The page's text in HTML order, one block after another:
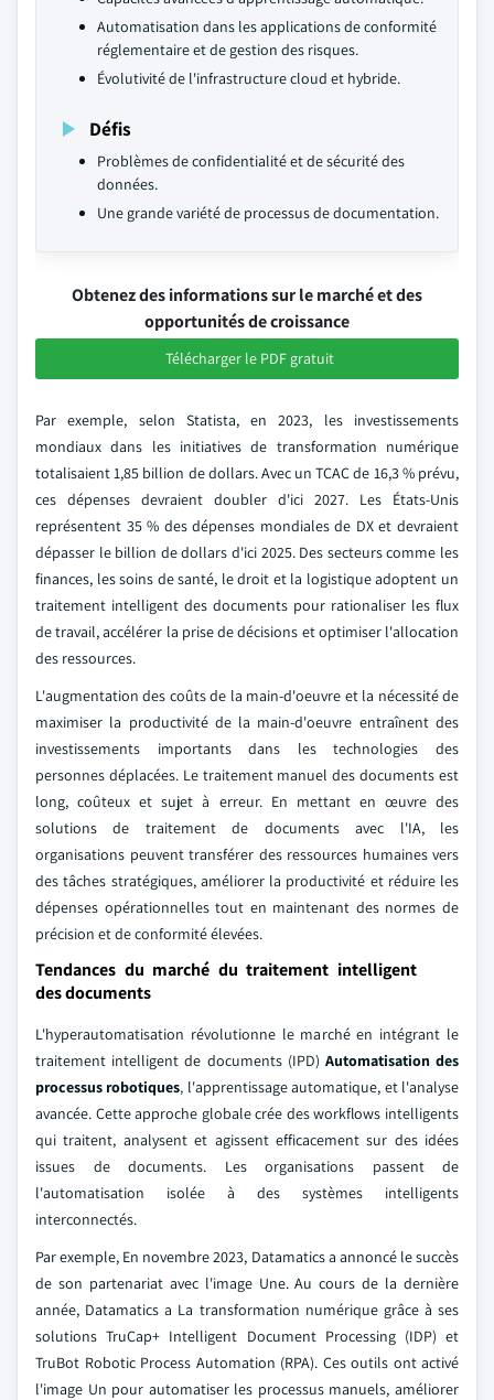
Automatisation dans les applications de conformité
réglementaire et de gestion des risques.
Évolutivité de l'infrastructure cloud et hybride.
Défis
Problèmes de confidentialité et de sécurité des
données.
Une grande variété de processus de documentation.
Obtenez des informations sur le marché et des
opportunités de croissance
Télécharger le PDF gratuit
Par exemple, selon Statista, en 2023, les investissements
mondiaux dans les initiatives de transformation numérique
totalisaient 1,85 billion de dollars. Avec un TCAC de 16,3 % prévu,
ces dépenses devraient doubler d'ici 2027. Les États-Unis
représentent 35 % des dépenses mondiales de DX et devraient
dépasser le billion de dollars d'ici 2025. Des secteurs comme les
finances, les soins de santé, le droit et la logistique adoptent un
traitement intelligent des documents pour rationaliser les flux
de travail, accélérer la prise de décisions et optimiser l'allocation
des ressources.
L'augmentation des coûts de la main-d'oeuvre et la nécessité de
maximiser la productivité de la main-d'oeuvre entraînent des
investissements importants dans les technologies des
personnes déplacées. Le traitement manuel des documents est
long, coûteux et sujet à erreur. En mettant en œuvre des
solutions de traitement de documents avec l'IA, les
organisations peuvent transférer des ressources humaines vers
des tâches stratégiques, améliorer la productivité et réduire les
dépenses opérationnelles tout en maintenant des normes de
précision et de conformité élevées.
Tendances du marché du traitement intelligent
des documents
L'hyperautomatisation révolutionne le marché en intégrant le
traitement intelligent de documents (IPD) Automatisation des
processus robotiques, l'apprentissage automatique, et l'analyse
avancée. Cette approche globale crée des workflows intelligents
qui traitent, analysent et agissent efficacement sur des idées
issues de documents. Les organisations passent de
l'automatisation isolée à des systèmes intelligents
interconnectés.
Par exemple, En novembre 2023, Datamatics a annoncé le succès
de son partenariat avec l'image Une. Au cours de la dernière
année, Datamatics a La transformation numérique grâce à ses
solutions TruCap+ Intelligent Document Processing (IDP) et
TruBot Robotic Process Automation (RPA). Ces outils ont activé
l'image Un pour automatiser les processus manuels, améliorer